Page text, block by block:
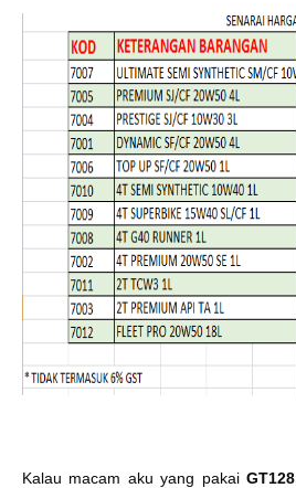
Kalau macam aku yang pakaiGT128